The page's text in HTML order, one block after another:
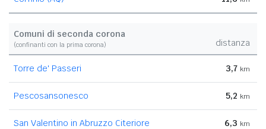
Comuni di seconda corona
(confinanti con la prima corona) distanza
Torre de' Passeri 3,7 km
Pescosansonesco 5,2 km
San Valentino in Abruzzo Citeriore 6,3 km